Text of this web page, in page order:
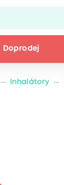
Doprodej
Inhalátory